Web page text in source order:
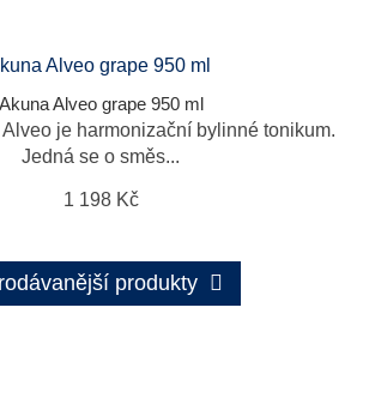
Akuna Alveo grape 950 ml
je harmonizační bylinné tonikum.
Jedná se o směs...
1 198 Kč
produkty